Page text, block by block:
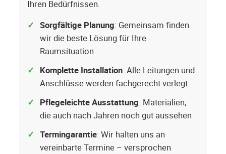
Ihren Bedürfnissen.
Sorgfältige Planung: Gemeinsam finden
wir die beste Lösung für Ihre
Raumsituation
Komplette Installation: Alle Leitungen und
Anschlüsse werden fachgerecht verlegt
Pflegeleichte Ausstattung: Materialien,
die auch nach Jahren noch gut aussehen
Termingarantie: Wir halten uns an
vereinbarte Termine – versprochen